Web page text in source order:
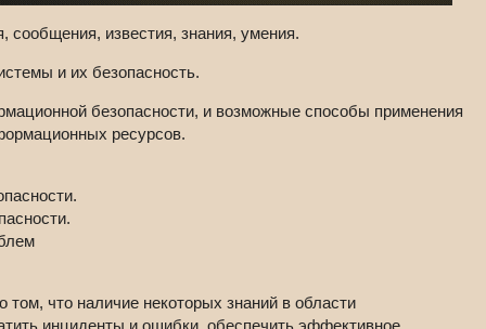
сообщения, известия, знания, умения.
и их безопасность.
безопасности, и возможные способы применения
ресурсов.
что наличие некоторых знаний в области